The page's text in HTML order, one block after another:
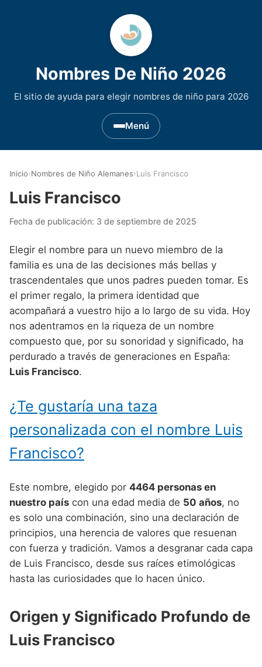
Nombres De Niño 2026
El sitio de ayuda para elegir nombres de niño para 2026
Menú
Nombres de niño que empiezan por D
Nombres de niño que empiezan por E
Nombres de niño que empiezan por F
Nombres de niño que empiezan por G
Nombres de niño que empiezan por H
Nombres de niño que empiezan por I
Nombres de niño que empiezan por K
Nombres de niño que empiezan por L
Nombres de niño que empiezan por M
Nombres de niño que empiezan por N
Nombres de niño que empiezan por O
Nombres de niño que empiezan por P
Nombres de niño que empiezan por Q
Nombres de niño que empiezan por R
Nombres de niño que empiezan por T
Nombres de niño que empiezan por U
Nombres de Niño Asturianos
Nombres de Niño Baleares
Nombres de Niño Canarios
Nombres de Niño Cantabros
Nombres de Niño Castellanos
Nombres de Niño Catalanes
Nombres de Niño Madrileños
Nombres de Niño Murcianos
Nombres de Niño Navarros
Nombres de Niño Riojanos
Nombres de Niño Valencianos
Nombres de Niño Vascos
Nombres de Niño Celtas
Nombres de Niño Egipcios
Nombres de Niño Griegos
Nombres de Niño Mitologicos
Nombres de Niño Romanos
Nombres de Niño Vikingos
Nombres de Niño Alemanes
Nombres de Niño Americanos
Nombres de Niño Arabes
Nombres de Niño Chinos
Nombres de Niño Franceses
Nombres de Niño Hispanoamericanos
Nombres de Niño Ingleses
Nombres de Niño Italianos
Nombres de Niño Japoneses
Nombres de Niño Marroquíes
Nombres de Niño Portugueses
Nombres de Niño Rumanos
Nombres de Niño Rusos
Nombres de Niño Suecos
Buscar
Inicio›Nombres de Niño Alemanes›Luis Francisco
Luis Francisco
Fecha de publicación: 3 de septiembre de 2025
Elegir el nombre para un nuevo miembro de la
familia es una de las decisiones más bellas y
trascendentales que unos padres pueden tomar. Es
el primer regalo, la primera identidad que
acompañará a vuestro hijo a lo largo de su vida. Hoy
nos adentramos en la riqueza de un nombre
compuesto que, por su sonoridad y significado, ha
perdurado a través de generaciones en España:
Luis Francisco.
¿Te gustaría una taza
personalizada con el nombre Luis
Francisco?
Este nombre, elegido por 4464 personas en
nuestro país con una edad media de 50 años, no
es solo una combinación, sino una declaración de
principios, una herencia de valores que resuenan
con fuerza y tradición. Vamos a desgranar cada capa
de Luis Francisco, desde sus raíces etimológicas
hasta las curiosidades que lo hacen único.
Origen y Significado Profundo de
Luis Francisco